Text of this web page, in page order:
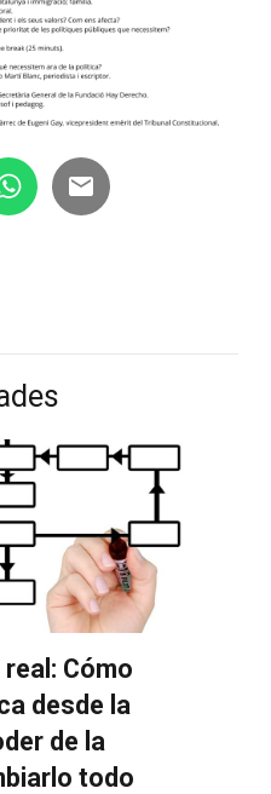
Cómo
desde la
de la
todo